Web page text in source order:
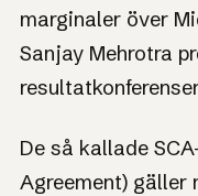
Microns marginal
ännu högre priser.
marginaler över
Sanjay Mehrotra
De så kallade
Agreement) gäller